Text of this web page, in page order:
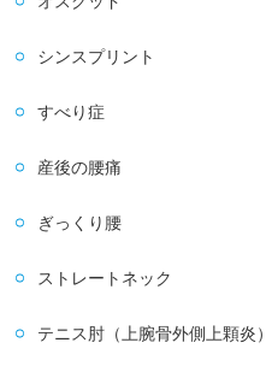
シンスプリント
すべり症
産後の腰痛
ぎっくり腰
ストレートネック
テニス肘（上腕骨外側上顆炎）